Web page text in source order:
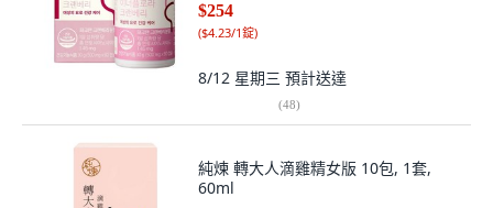
$254
($4.23/1錠)
8/12 星期三 預計送達
(48)
純煉 轉大人滴雞精女版 10包, 1套,
60ml